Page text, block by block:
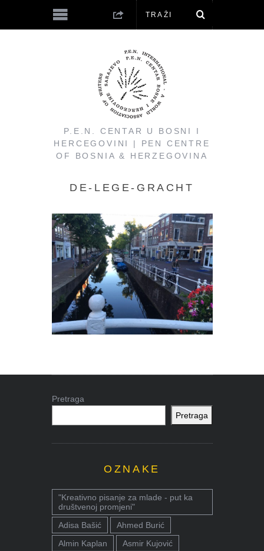
P.E.N. CENTAR U BOSNI I
HERCEGOVINI | PEN CENTRE
OF BOSNIA & HERZEGOVINA
DE-LEGE-GRACHT
Pretraga
Pretraga
OZNAKE
"Kreativno pisanje za mlade - put ka
društvenoj promjeni"
Adisa Bašić
Ahmed Burić
Almin Kaplan
Asmir Kujović